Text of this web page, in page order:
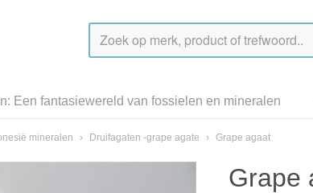
Een fantasiewereld van fossielen en mineralen
mineralen › Druifagaten -grape agate › Grape agaat
Grape